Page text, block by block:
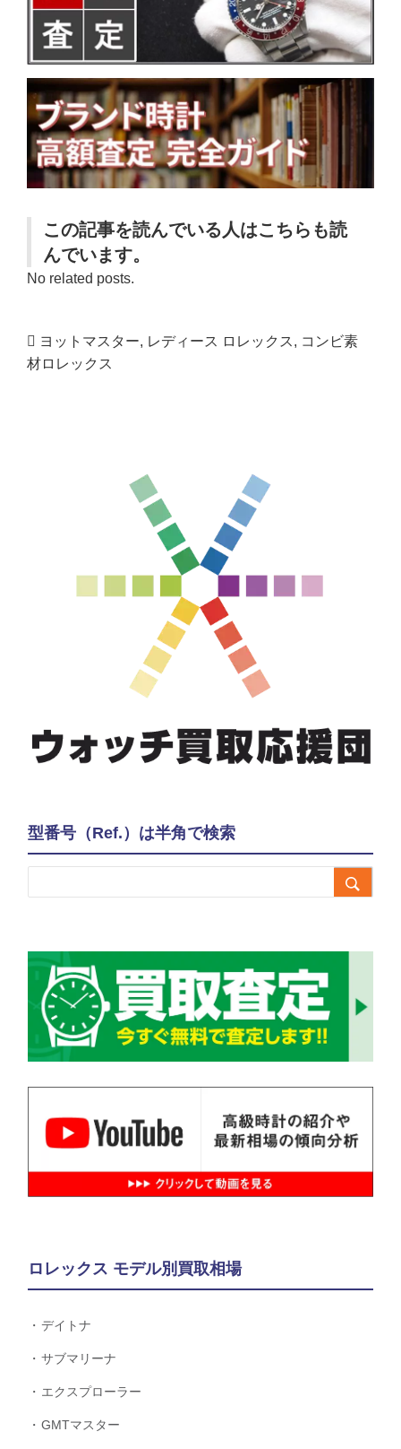
この記事を読んでいる人はこちらも読
んでいます。
No related posts.
ヨットマスター, レディース ロレックス, コンビ素
材ロレックス
型番号（Ref.）は半角で検索

ロレックス モデル別買取相場
デイトナ
サブマリーナ
エクスプローラー
GMTマスター